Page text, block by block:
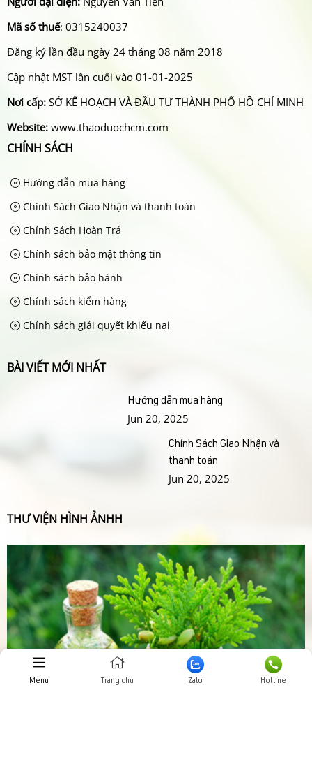
Mã số thuế: 0315240037
Đăng ký lần đầu ngày 24 tháng 08 năm 2018
Cập nhật MST lần cuối vào 01-01-2025
Nơi cấp: SỞ KẾ HOẠCH VÀ ĐẦU TƯ THÀNH PHỐ HỒ CHÍ MINH
Website: www.thaoduochcm.com
CHÍNH SÁCH
Hướng dẫn mua hàng
Chính Sách Giao Nhận và thanh toán
Chính Sách Hoàn Trả
Chính sách bảo mật thông tin
Chính sách bảo hành
Chính sách kiểm hàng
Chính sách giải quyết khiếu nại
BÀI VIẾT MỚI NHẤT
Hướng dẫn mua hàng
Jun 20, 2025
Chính Sách Giao Nhận và
thanh toán
Jun 20, 2025
THƯ VIỆN HÌNH ẢNHH
Menu Trang chủ Zalo Hotline